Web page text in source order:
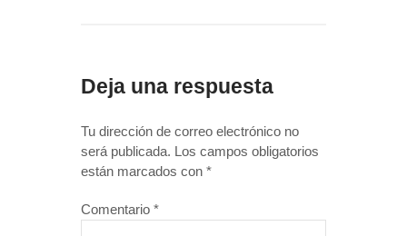
Deja una respuesta
Tu dirección de correo electrónico no
será publicada. Los campos obligatorios
están marcados con *
Comentario *